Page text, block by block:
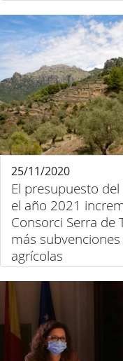
El presupuesto
el año 2021
Consorci Serra de
más
agrícolas
25/11/2020